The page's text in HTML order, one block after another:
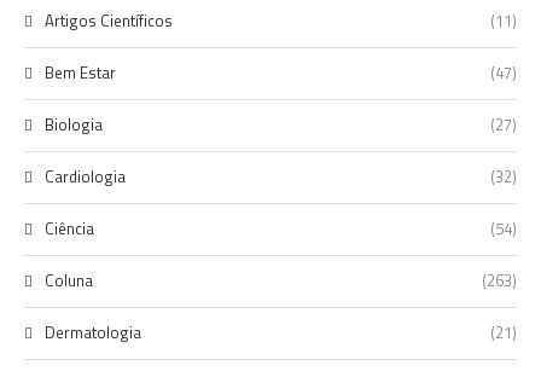
Artigos Científicos (11)
Bem Estar (47)
Biologia (27)
Cardiologia (32)
Ciência (54)
Coluna (263)
Dermatologia (21)